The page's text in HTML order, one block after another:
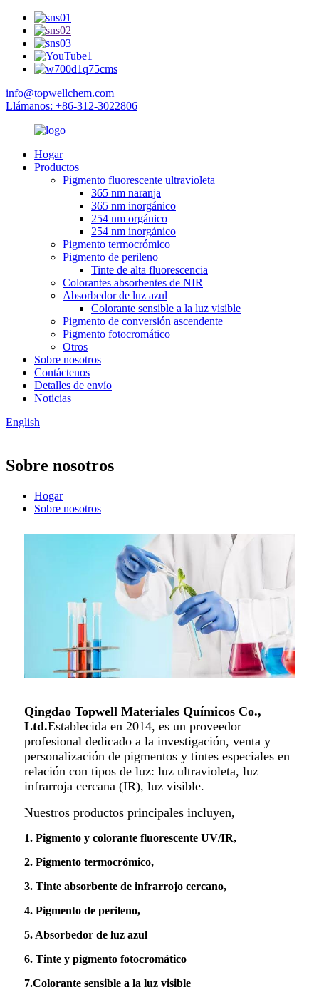
info@topwellchem.com
Llámanos: +86-312-3022806
Hogar
Productos
Pigmento fluorescente ultravioleta
365 nm naranja
365 nm inorgánico
254 nm orgánico
254 nm inorgánico
Pigmento termocrómico
Pigmento de perileno
Tinte de alta fluorescencia
Colorantes absorbentes de NIR
Absorbedor de luz azul
Colorante sensible a la luz visible
Pigmento de conversión ascendente
Pigmento fotocromático
Otros
Sobre nosotros
Contáctenos
Detalles de envío
Noticias
English
Sobre nosotros
Hogar
Sobre nosotros
Qingdao Topwell Materiales Químicos Co.,
Ltd.Establecida en 2014, es un proveedor
profesional dedicado a la investigación, venta y
personalización de pigmentos y tintes especiales en
relación con tipos de luz: luz ultravioleta, luz
infrarroja cercana (IR), luz visible.
Nuestros productos principales incluyen,
1. Pigmento y colorante fluorescente UV/IR,
2. Pigmento termocrómico,
3. Tinte absorbente de infrarrojo cercano,
4. Pigmento de perileno,
5. Absorbedor de luz azul
6. Tinte y pigmento fotocromático
7.Colorante sensible a la luz visible